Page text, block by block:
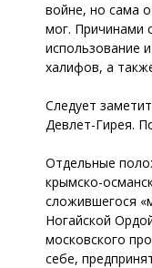
войне, но сама
мог. Причинами
использование
халифов, а
Следует
Девлет-Гирея.
Отдельные
крымско-
сложившегося
Ногайской
московского
себе,